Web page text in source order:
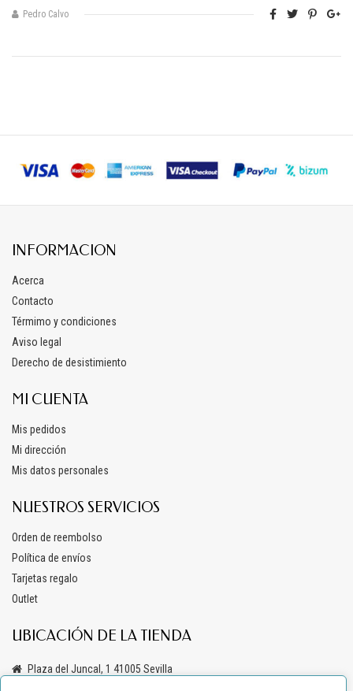
Pedro Calvo
INFORMACION
Acerca
Contacto
Térmimo y condiciones
Aviso legal
Derecho de desistimiento
MI CUENTA
Mis pedidos
Mi dirección
Mis datos personales
NUESTROS SERVICIOS
Orden de reembolso
Política de envíos
Tarjetas regalo
Outlet
UBICACIÓN DE LA TIENDA
Plaza del Juncal, 1 41005 Sevilla